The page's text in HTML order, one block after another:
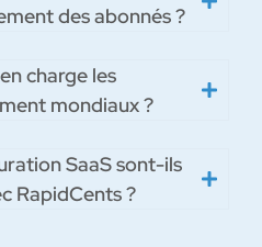
des abonnés ?
charge les
mondiaux ?
SaaS sont-ils
RapidCents ?